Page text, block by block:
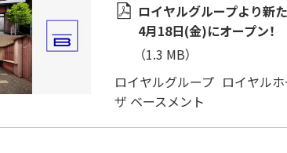
ロイヤルグループより新
4月18日(金)にオープン！
（1.3 MB）
ロイヤルグループ ロイヤル
ザ ベースメント